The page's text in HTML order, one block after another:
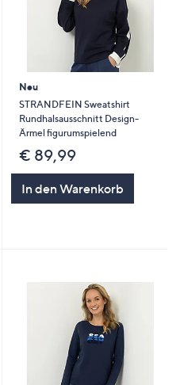
Neu
STRANDFEIN Sweatshirt
Rundhalsausschnitt Design-
Ärmel figurumspielend
€ 89,99
In den Warenkorb